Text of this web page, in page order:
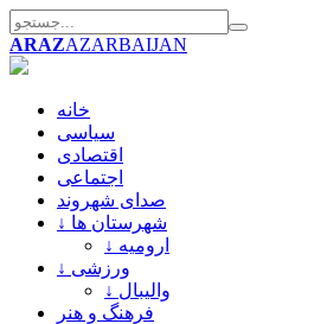
ARAZAZARBAIJAN
خانه
سیاسی
اقتصادی
اجتماعی
صدای شهروند
↓ شهرستان ها
↓ ارومیه
↓ ورزشی
↓ والیبال
فرهنگ و هنر